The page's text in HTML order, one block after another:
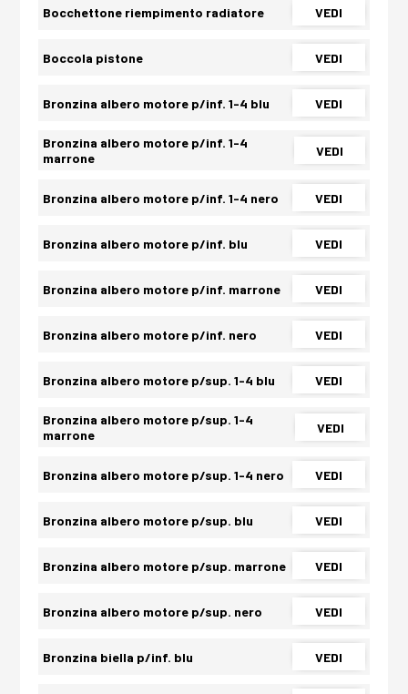
Bocchettone riempimento radiatore VEDI
Boccola pistone VEDI
Bronzina albero motore p/inf. 1-4 blu VEDI
Bronzina albero motore p/inf. 1-4
marrone
VEDI
Bronzina albero motore p/inf. 1-4 nero VEDI
Bronzina albero motore p/inf. blu VEDI
Bronzina albero motore p/inf. marrone VEDI
Bronzina albero motore p/inf. nero VEDI
Bronzina albero motore p/sup. 1-4 blu VEDI
Bronzina albero motore p/sup. 1-4
marrone
VEDI
Bronzina albero motore p/sup. 1-4 nero VEDI
Bronzina albero motore p/sup. blu VEDI
Bronzina albero motore p/sup. marrone VEDI
Bronzina albero motore p/sup. nero VEDI
Bronzina biella p/inf. blu VEDI